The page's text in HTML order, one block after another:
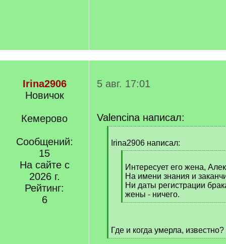
Irina2906
Новичок
Кемерово
Сообщений:
15
На сайте с
2026 г.
Рейтинг:
6
5 авг. 17:01
Valencina написал:
qIrina2906 написал:
q
]
Интересует его жена,
На имени знания и
Ни даты регистрации
жены - ничего.
[
]
Где и когда умерла, известно?
[